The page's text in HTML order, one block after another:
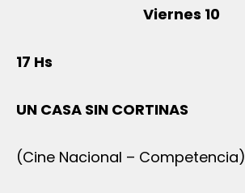
Viernes 10
17 Hs
UN CASA SIN CORTINAS
(Cine Nacional – Competencia)